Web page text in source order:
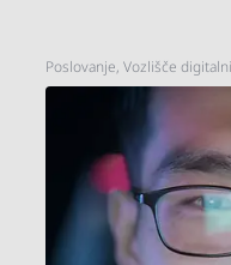
Poslovanje, Vozlišče